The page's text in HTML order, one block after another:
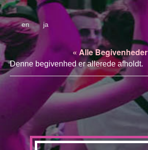
en ja
« Alle Begivenheder
Denne begivenhed er allerede afholdt.